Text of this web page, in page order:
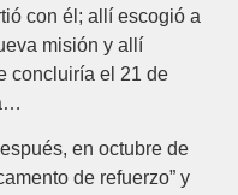
con él; allí escogió a
misión y allí
concluiría el 21 de
en octubre de
de refuerzo” y